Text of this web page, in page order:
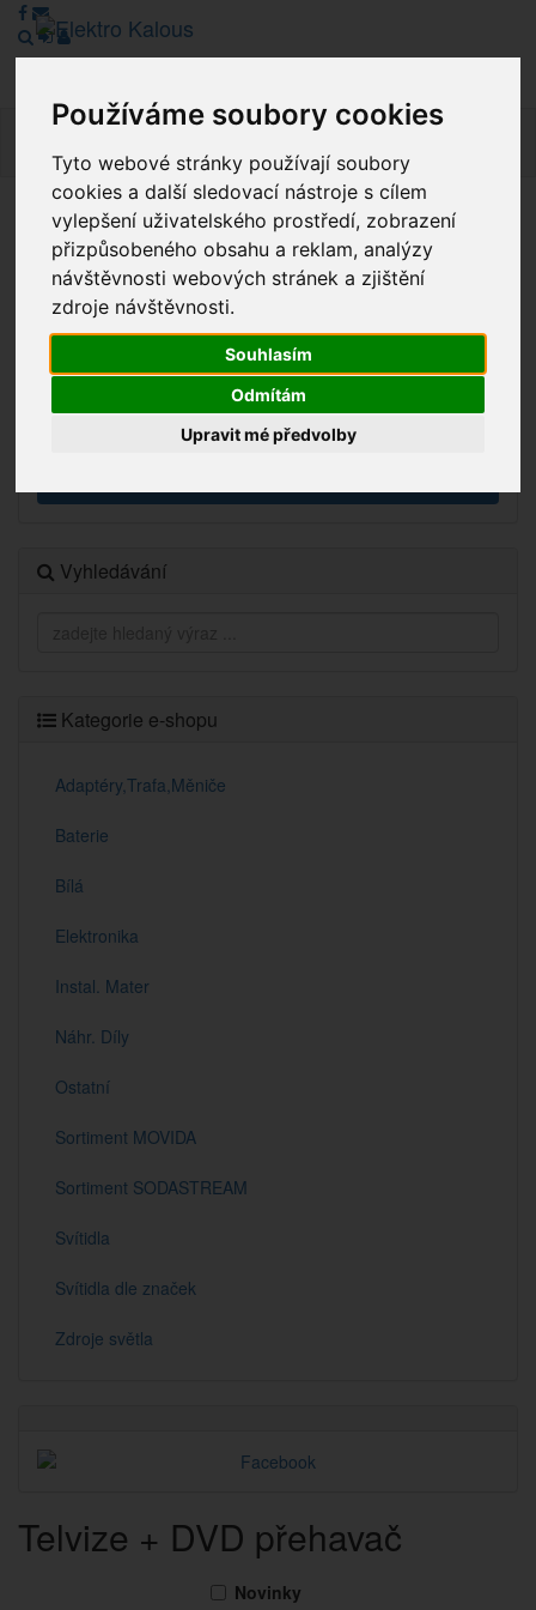
Používáme soubory cookies
Tyto webové stránky používají soubory
cookies a další sledovací nástroje s cílem
vylepšení uživatelského prostředí, zobrazení
přizpůsobeného obsahu a reklam, analýzy
návštěvnosti webových stránek a zjištění
zdroje návštěvnosti.
Souhlasím
Odmítám
Upravit mé předvolby
Vážení zákazníci, v tuto chvíli je Náš internetový obchod v
režimu Katalogu. Objednávky on-line nyní nelze vyřídit.
Děkujeme za pochopení.
Výprodej
Vyhledávání
Kategorie e-shopu
Adaptéry,Trafa,Měniče
Baterie
Bílá
Elektronika
Instal. Mater
Náhr. Díly
Ostatní
Sortiment MOVIDA
Sortiment SODASTREAM
Svítidla
Svítidla dle značek
Zdroje světla
Telvize + DVD přehavač
Novinky